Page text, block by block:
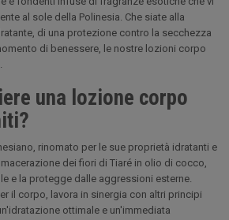
al sole della Polinesia. Che siate alla
di una protezione contro la secchezza
di benessere, le nostre lozioni corpo
una lozione corpo
rinomato per le sue proprietà idratanti e
dei fiori di Tiaré in olio di cocco,
e la protegge dalle aggressioni esterne.
il corpo, lavora in sinergia con altri principi
ottimale e un'immediata